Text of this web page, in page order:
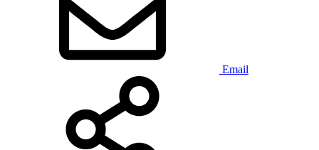
Email